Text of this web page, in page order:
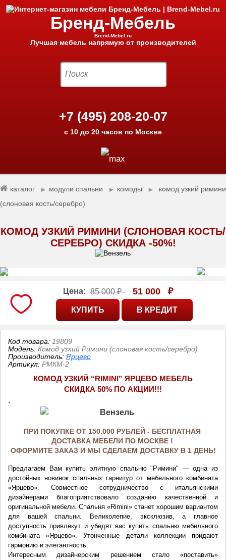
Бренд-Мебель
Brend-Mebel.ru
Лучшая мебель напрямую от производителей
+7 (495) 208-20-07
с 10 до 20 часов по Москве
каталог ► модули спальни ► комоды ►
комод узкий римини
(слоновая кость/серебро)
КОМОД УЗКИЙ РИМИНИ (СЛОНОВАЯ КОСТЬ/
СЕРЕБРО) СКИДКА -50%!
Цена: 85 000 ₽ 51 000 ₽
Код товара: 19809
Модель: Комод узкий Римини (слоновая кость/серебро)
Производитель: Ярцево
Артикул: РМКМ-2
КОМОД УЗКИЙ “RIMINI” ЯРЦЕВО МЕБЕЛЬ
СКИДКА 50% ПО АКЦИИ!!!
.
ПРИ ПОКУПКЕ ОТ 150.000 РУБЛЕЙ - БЕСПЛАТНАЯ
ДОСТАВКА МЕБЕЛИ ПО МОСКВЕ !
ОФОРМИТЕ ЗАКАЗ И МЫ СДЕЛАЕМ ДОСТАВКУ В 1 ДЕНЬ!
Предлагаем Вам купить элитную спальню "Римини" — одна из
достойных новинок спальных гарнитур от мебельного комбината
«Ярцево». Совместное сотрудничество с итальянскими
дизайнерами благоприятствовало созданию качественной и
оригинальной мебели. Спальня «Rimini» станет хорошим вариантом
для вашей спальни. Великолепие, эксклюзив, а главное
доступность привлекут и убедят вас купить спальню мебельного
комбината «Ярцево». Утонченные детали коллекции придают
гармонию и элегантность.
Интересным дизайнерским решением стало «поставить»